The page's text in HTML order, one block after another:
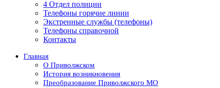
4 Отдел полиции
Телефоны горячие линии
Экстренные службы (телефоны)
Телефоны справочной
Контакты
Главная
О Приволжском
История возникновения
Преобразование Приволжского МО